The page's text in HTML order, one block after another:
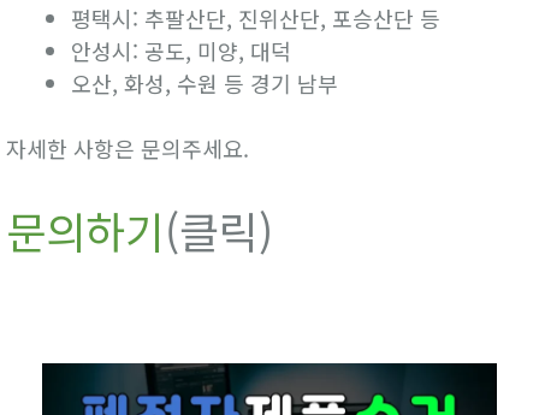
평택시: 추팔산단, 진위산단, 포승산단 등
안성시: 공도, 미양, 대덕
오산, 화성, 수원 등 경기 남부
자세한 사항은 문의주세요.
문의하기(클릭)